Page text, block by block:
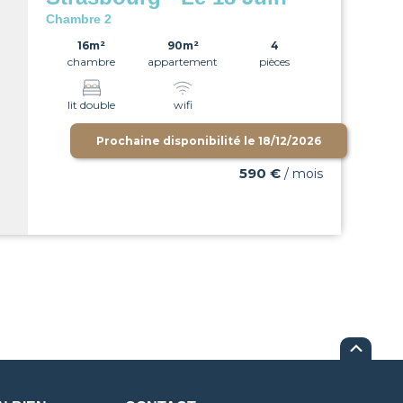
Chambre 2
16m²
chambre
90m²
appartement
4
pièces
lit double wifi
Prochaine disponibilité le 18/12/2026
590 € / mois